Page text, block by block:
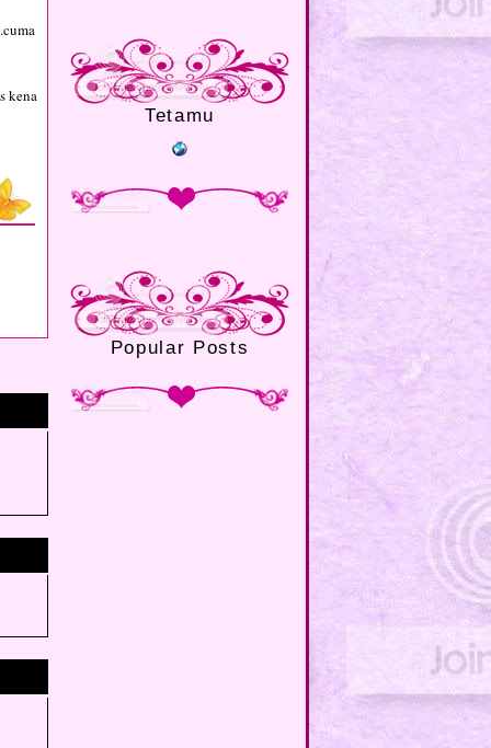
kena
Tetamu
Popular Posts